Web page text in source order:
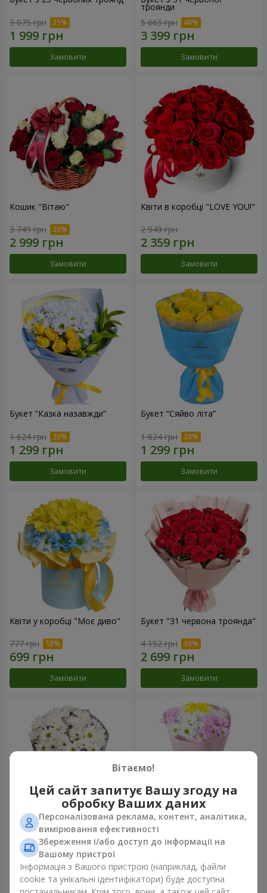
3 075 грн
Замовити
троянди
5 665 грн
Замовити
Кошик "Вітаю"
3 749 грн
Замовити
Квіти в коробці "LOVE YOU!"
2 949 грн
Замовити
Букет “Казка назавжди”
1 624 грн
Замовити
Букет “Сяйво літа”
1 624 грн
Замовити
Квіти у коробці "Моє диво"
777 грн
Замовити
Букет "31 червона троянда"
4 152 грн
Замовити
Букет "Кіото" з 5 білих
хризантем
999 грн
Замовити
Букет "Пори року"
Замовити
Вітаємо!
Цей сайт запитує Вашу згоду на
обробку Ваших даних
Персоналізована реклама, контент, аналітика,
вимірювання ефективності
Збереження і/або доступ до інформації на
Вашому пристрої
Інформація з Вашого пристрою (наприклад, файли
cookie та унікальні ідентифікатори) буде доступна